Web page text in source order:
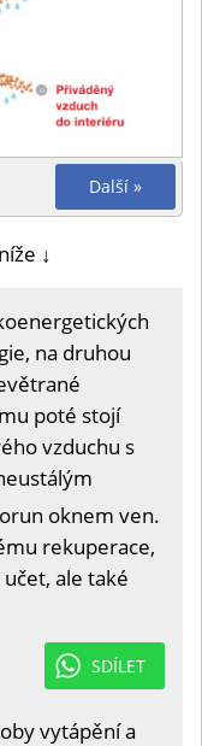
Další »
↓
na druhou
poté stojí
vzduchu s
oknem ven.
rekuperace,
ale také
SDÍLET
vytápění a